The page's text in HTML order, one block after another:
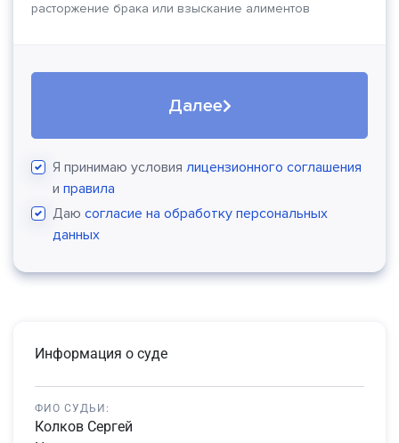
расторжение брака или взыскание алиментов
Далее
Я принимаю условия лицензионного соглашения
и правила
Даю согласие на обработку персональных
данных
Информация о суде
ФИО СУДЬИ:
Колков Сергей